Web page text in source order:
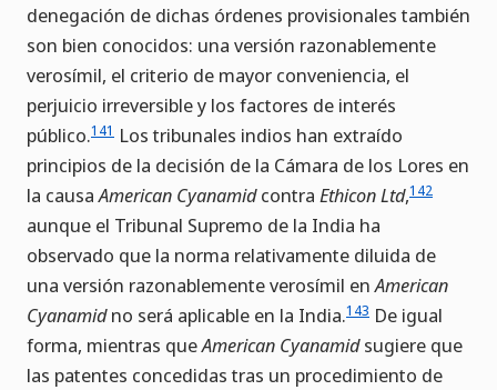
denegación de dichas órdenes provisionales también
son bien conocidos: una versión razonablemente
verosímil, el criterio de mayor conveniencia, el
perjuicio irreversible y los factores de interés
público.141 Los tribunales indios han extraído
principios de la decisión de la Cámara de los Lores en
la causaAmerican Cyanamidcontra Ethicon Ltd,142
aunque el Tribunal Supremo de la India ha
observado que la norma relativamente diluida de
una versión razonablemente verosímil enAmerican
Cyanamidno será aplicable en la India.143 De igual
forma, mientras queAmerican Cyanamidsugiere que
las patentes concedidas tras un procedimiento de